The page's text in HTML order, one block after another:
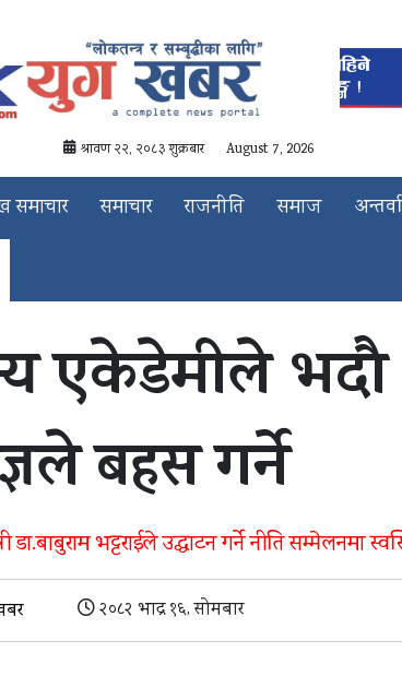
श्रावण २२, २०८३ शुक्रबार August 7, 2026
समाचार समाचार राजनीति समाज
एकेडेमीले भदौ
बहस गर्ने
डा.बाबुराम भट्टराईले उद्घाटन गर्ने नीति
२०८२ भाद्र १६, सोमबार